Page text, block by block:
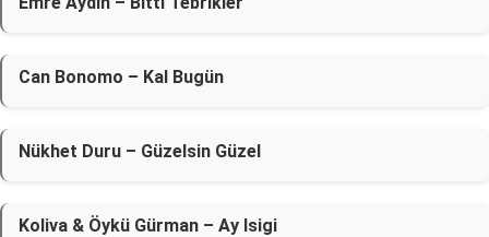
Can Bonomo – Kal Bugün
Nükhet Duru – Güzelsin Güzel
Koliva & Öykü Gürman – Ay Isigi